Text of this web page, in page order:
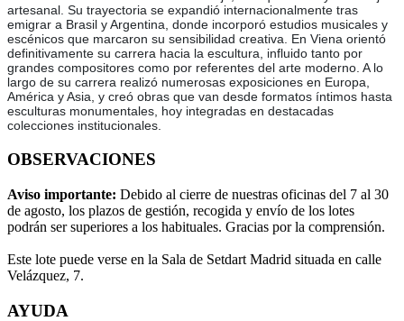
artesanal. Su trayectoria se expandió internacionalmente tras
emigrar a Brasil y Argentina, donde incorporó estudios musicales y
escénicos que marcaron su sensibilidad creativa. En Viena orientó
definitivamente su carrera hacia la escultura, influido tanto por
grandes compositores como por referentes del arte moderno. A lo
largo de su carrera realizó numerosas exposiciones en Europa,
América y Asia, y creó obras que van desde formatos íntimos hasta
esculturas monumentales, hoy integradas en destacadas
colecciones institucionales.
OBSERVACIONES
Aviso importante: Debido al cierre de nuestras oficinas del 7 al 30
de agosto, los plazos de gestión, recogida y envío de los lotes
podrán ser superiores a los habituales. Gracias por la comprensión.
Este lote puede verse en la Sala de Setdart Madrid situada en calle
Velázquez, 7.
AYUDA